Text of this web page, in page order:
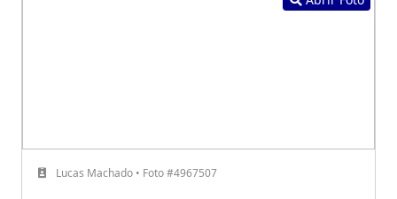
Lucas Machado • Foto #4967507